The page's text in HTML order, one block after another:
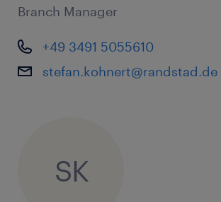
Branch Manager
+49 3491 5055610
stefan.kohnert@randstad.de
SK